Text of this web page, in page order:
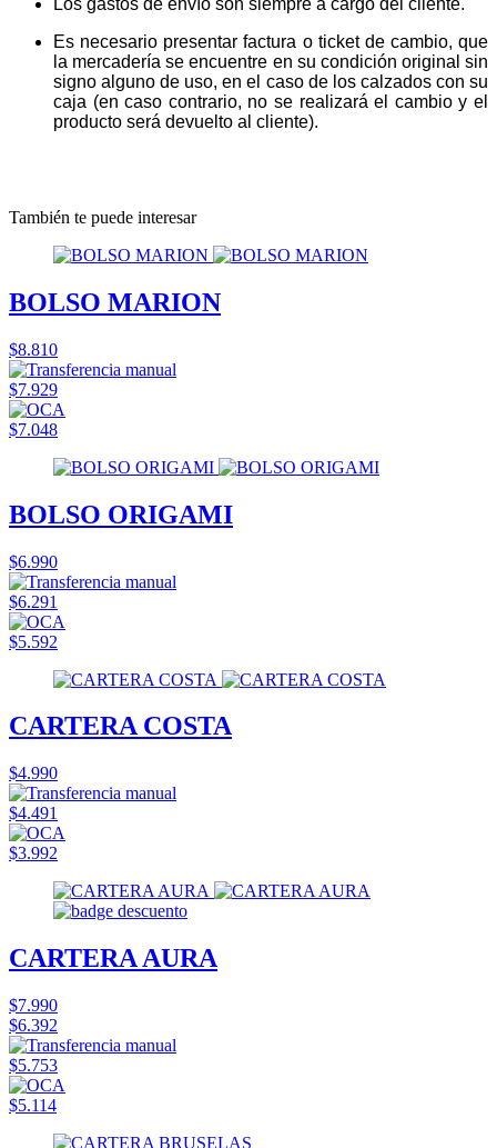
Es necesario presentar factura o ticket de cambio, que
la mercadería se encuentre en su condición original sin
signo alguno de uso, en el caso de los calzados con su
caja (en caso contrario, no se realizará el cambio y el
producto será devuelto al cliente).
También te puede interesar
BOLSO MARION
$8.810
$7.929
$7.048
BOLSO ORIGAMI
$6.990
$6.291
$5.592
CARTERA COSTA
$4.990
$4.491
$3.992
CARTERA AURA
$7.990
$6.392
$5.753
$5.114